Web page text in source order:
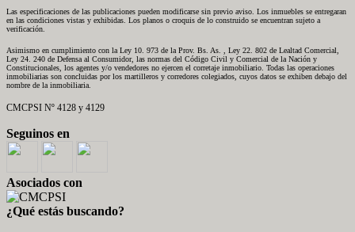
Las especificaciones de las publicaciones pueden modificarse sin previo aviso. Los inmuebles se entregaran
en las condiciones vistas y exhibidas. Los planos o croquis de lo construido se encuentran sujeto a
verificación.
Asimismo en cumplimiento con la Ley 10. 973 de la Prov. Bs. As. , Ley 22. 802 de Lealtad Comercial,
Ley 24. 240 de Defensa al Consumidor, las normas del Código Civil y Comercial de la Nación y
Constitucionales, los agentes y/o vendedores no ejercen el corretaje inmobiliario. Todas las operaciones
inmobiliarias son concluidas por los martilleros y corredores colegiados, cuyos datos se exhiben debajo del
nombre de la inmobiliaria.
CMCPSI Nº 4128 y 4129
Seguinos en
Asociados con
¿Qué estás buscando?